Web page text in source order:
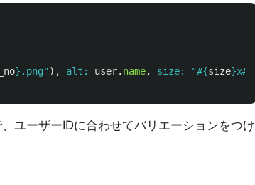
} .png" ), alt: user. name, size: "#{size}x#{
ユーザーIDに合わせてバリエーションをつけ